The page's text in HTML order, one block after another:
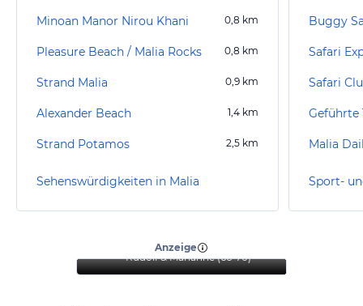
Minoan Manor Nirou Khani 0,8 km
Pleasure Beach / Malia Rocks 0,8 km
Strand Malia 0,9 km
Alexander Beach 1,4 km
Strand Potamos 2,5 km
Sehenswürdigkeiten in Malia
Buggy
Safari
Safari
Malia
Sport-
Anzeige
Rudolf & Marianne(66-70)